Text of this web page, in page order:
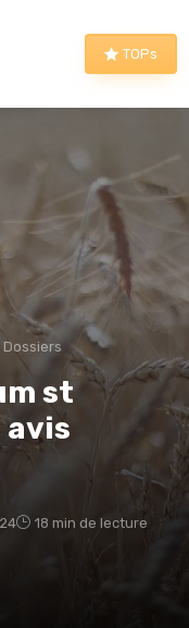
TOPs
Dossiers
st
avis
18 min de lecture